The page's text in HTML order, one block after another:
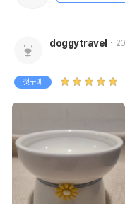
doggytravel
첫구매